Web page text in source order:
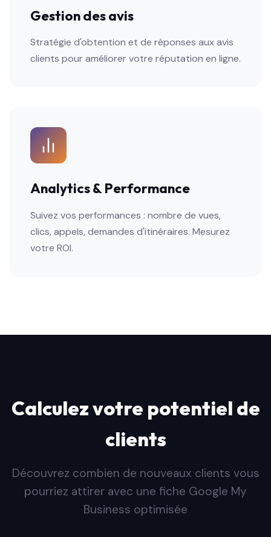
Gestion des avis
Stratégie d'obtention et de réponses aux avis
clients pour améliorer votre réputation en ligne.
Analytics & Performance
Suivez vos performances : nombre de vues,
clics, appels, demandes d'itinéraires. Mesurez
votre ROI.
Calculez votre potentiel de
clients
Découvrez combien de nouveaux clients vous
pourriez attirer avec une fiche Google My
Business optimisée